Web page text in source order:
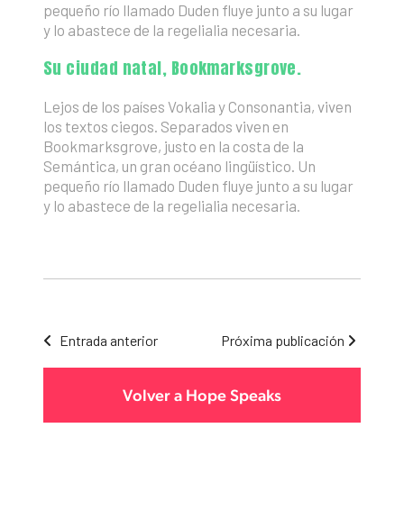
pequeño río llamado Duden fluye junto a su lugar
y lo abastece de la regelialia necesaria.
Su ciudad natal, Bookmarksgrove.
Lejos de los países Vokalia y Consonantia, viven
los textos ciegos. Separados viven en
Bookmarksgrove, justo en la costa de la
Semántica, un gran océano lingüístico. Un
pequeño río llamado Duden fluye junto a su lugar
y lo abastece de la regelialia necesaria.
Entrada anterior
Volver a Hope Speaks
Próxima publicación